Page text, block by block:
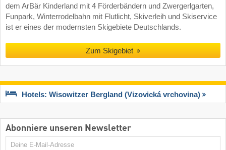
dem ArBär Kinderland mit 4 Förderbändern und Zwergerlgarten,
Funpark, Winterrodelbahn mit Flutlicht, Skiverleih und Skiservice
ist er eines der modernsten Skigebiete Deutschlands.
Zum Skigebiet
Hotels: Wisowitzer Bergland (Vizovická vrchovina)
Abonniere unseren Newsletter
E-